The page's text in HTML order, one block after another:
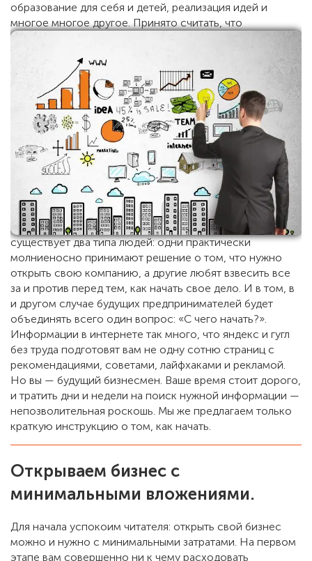
образование для себя и детей, реализация идей и
многое многое другое.Принято считать, что
существует два типа людей: одни практически
молниеносно принимают решение о том, что нужно
открыть свою компанию, а другие любят взвесить все
за и против перед тем, как начать свое дело. И в том, в
и другом случае будущих предпринимателей будет
объединять всего один вопрос: «С чего начать?».
Информации в интернете так много, что яндекс и гугл
без труда подготовят вам не одну сотню страниц с
рекомендациями, советами, лайфхаками и рекламой.
Но вы — будущий бизнесмен. Ваше время стоит дорого,
и тратить дни и недели на поиск нужной информации —
непозволительная роскошь. Мы же предлагаем только
краткую инструкцию о том, как начать.
Открываем бизнес с
минимальными вложениями.
Для начала успокоим читателя: открыть свой бизнес
можно и нужно с минимальными затратами. На первом
этапе вам совершенно ни к чему расходовать